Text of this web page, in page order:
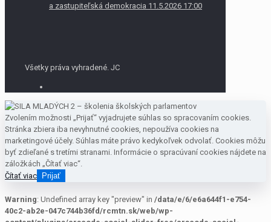
a zastupiteľská demokracia 11.5.2026 17:00
Všetky práva vyhradené. JC
Zvolením možnosti „Prijať“ vyjadrujete súhlas so spracovaním cookies.
Stránka zbiera iba nevyhnutné cookies, nepoužíva cookies na
marketingové účely. Súhlas máte právo kedykoľvek odvolať. Cookies môžu
byť zdieľané s tretími stranami. Informácie o spracúvaní cookies nájdete na
záložkách „Čítať viac“.
Čítať viac Prijať
Warning: Undefined array key "preview" in /data/e/6/e6a644f1-e754-
40c2-ab2e-047c744b36fd/rcmtn.sk/web/wp-